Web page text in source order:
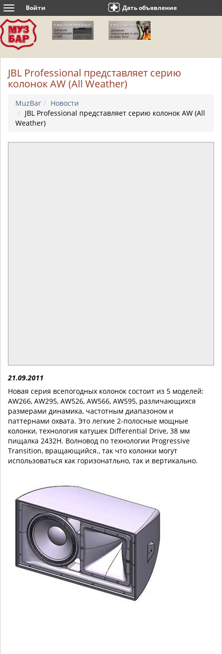
Toggle
navigation
Войти Дать объявление
JBL Professional представляет серию
колонок AW (All Weather)
MuzBar
Новости
JBL Professional представляет серию колонок AW (All
Weather)
21.09.2011
Новая серия всепогодных колонок состоит из 5 моделей:
AW266, AW295, AW526, AW566, AW595, различающихся
размерами динамика, частотным диапазоном и
паттернами охвата. Это легкие 2-полосные мощные
колонки, технология катушек Differential Drive, 38 мм
пищалка 2432H. Волновод по технологии Progressive
Transition, вращающийся., так что колонки могут
использоваться как горизонатльно, так и вертикально.